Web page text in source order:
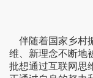
伴随着国家乡村
维、新理念不断地
批想通过互联网思